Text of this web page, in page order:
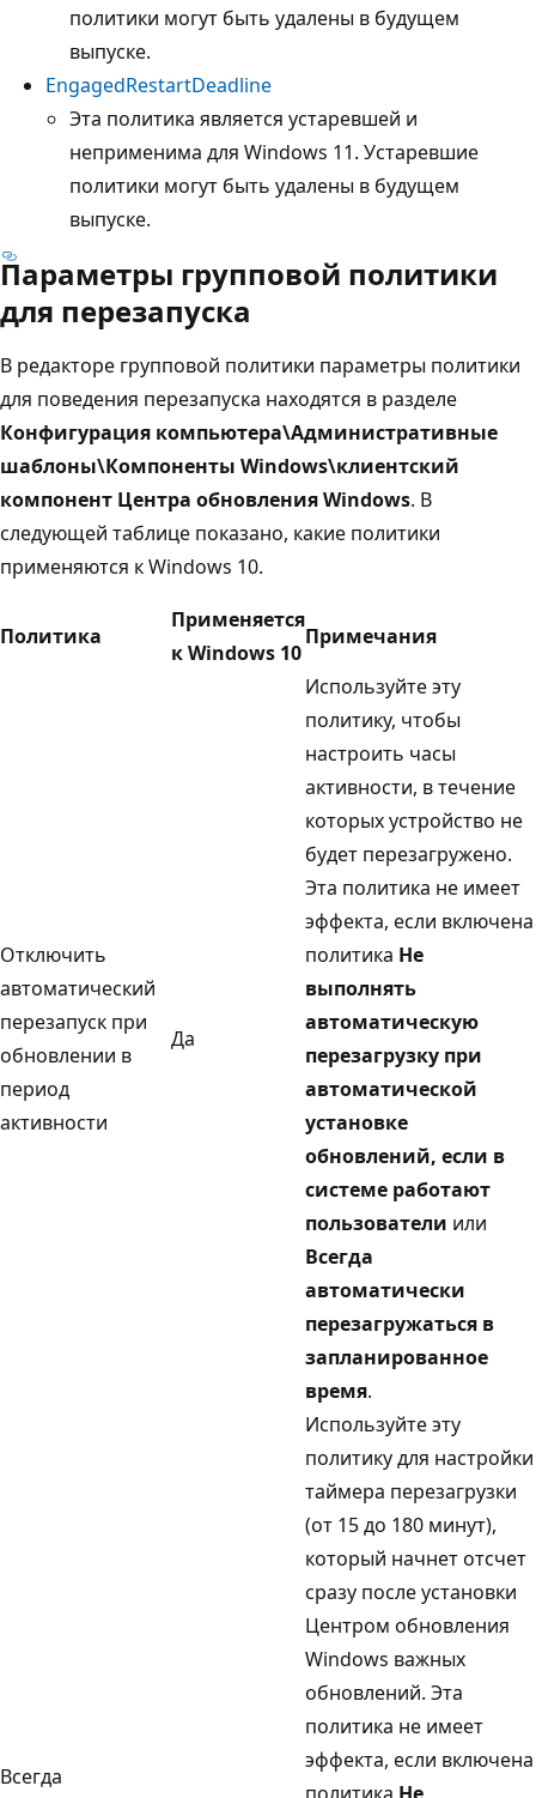
политики могут быть удалены в будущем
выпуске.
EngagedRestartDeadline
Эта политика является устаревшей и
неприменима для Windows 11. Устаревшие
политики могут быть удалены в будущем
выпуске.
Параметры групповой политики
для перезапуска
В редакторе групповой политики параметры политики
для поведения перезапуска находятся в разделе
Конфигурация компьютера\Административные
шаблоны\Компоненты Windows\клиентский
компонент Центра обновления Windows. В
следующей таблице показано, какие политики
применяются к Windows 10.
Политика
Применяется
к Windows 10
Примечания
Отключить
автоматический
перезапуск при
обновлении в
период
активности
Да
Используйте эту
политику, чтобы
настроить часы
активности, в течение
которых устройство не
будет перезагружено.
Эта политика не имеет
эффекта, если включена
политика Не
выполнять
автоматическую
перезагрузку при
автоматической
установке
обновлений, если в
системе работают
пользователи или
Всегда
автоматически
перезагружаться в
запланированное
время.
Всегда
Используйте эту
политику для настройки
таймера перезагрузки
(от 15 до 180 минут),
который начнет отсчет
сразу после установки
Центром обновления
Windows важных
обновлений. Эта
политика не имеет
эффекта, если включена